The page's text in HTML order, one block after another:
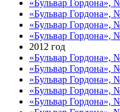
«Бульвар Гордона»,
«Бульвар Гордона»,
«Бульвар Гордона»,
«Бульвар Гордона»,
2012 год
«Бульвар Гордона»,
«Бульвар Гордона»,
«Бульвар Гордона»,
«Бульвар Гордона»,
«Бульвар Гордона»,